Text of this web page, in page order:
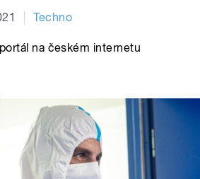
Techno
na českém internetu